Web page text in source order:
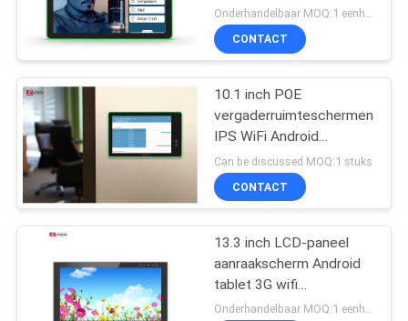
NEEM
CONTACT
MET
ONS
OP
NIEUWS
GEVALLEN
schema scherm 10,1'
13,3' 15,6'
CONTACT
10.1 inch POE
vergaderruimteschermen
IPS WiFi Android
vergaderruimte planner
Can be discussed MOQ:1 stuks
CONTACT
13.3 inch LCD-paneel
aanraakscherm Android
tablet 3G wifi
conferentieruimte
Onderhandelbaar MOQ:1 eenheid